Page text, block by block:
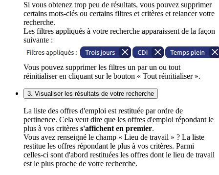
Si vous obtenez trop peu de résultats, vous pouvez supprimer
certains mots-clés ou certains filtres et critères et relancer votre
recherche.
Les filtres appliqués à votre recherche apparaissent de la façon
suivante :
Vous pouvez supprimer les filtres un par un ou tout
réinitialiser en cliquant sur le bouton « Tout réinitialiser ».
3. Visualiser les résultats de votre recherche
La liste des offres d'emploi est restituée par ordre de
pertinence. Cela veut dire que les offres d'emploi répondant le
plus à vos critères s'affichent en premier.
Vous avez renseigné le champ « Lieu de travail » ? La liste
restitue les offres répondant le plus à vos critères. Parmi
celles-ci sont d'abord restituées les offres dont le lieu de travail
est le plus proche de votre recherche.